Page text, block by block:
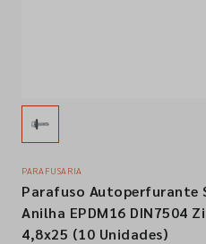
Contactos
Siga-nos nas redes
PARAFUSARIA
Parafuso Autoperfurante
Anilha EPDM16 DIN7504
4,8x25 (10 Unidades)